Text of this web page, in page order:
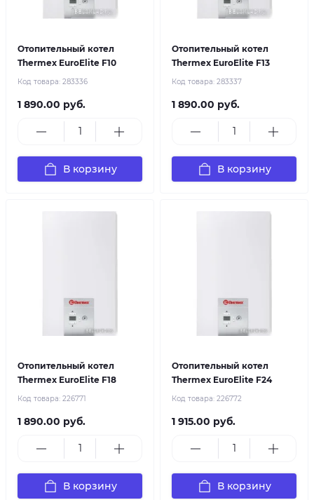
Отопительный котел
Thermex EuroElite F10
Код товара: 283336
1 890.00 руб.
В корзину
Отопительный котел
Thermex EuroElite F13
Код товара: 283337
1 890.00 руб.
В корзину
Отопительный котел
Thermex EuroElite F18
Код товара: 226771
1 890.00 руб.
В корзину
Отопительный котел
Thermex EuroElite F24
Код товара: 226772
1 915.00 руб.
В корзину